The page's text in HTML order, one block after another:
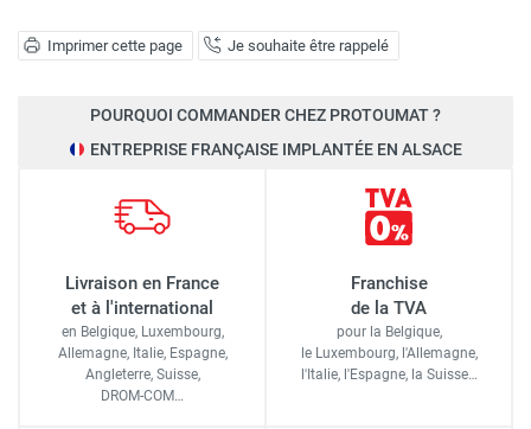
Imprimer cette page Je souhaite être rappelé
POURQUOI COMMANDER CHEZ PROTOUMAT ?
ENTREPRISE FRANÇAISE IMPLANTÉE EN ALSACE
Livraison en France
et à l'international
en Belgique, Luxembourg,
Allemagne, Italie, Espagne,
Angleterre, Suisse,
DROM-COM…
Franchise
de la TVA
pour la Belgique,
le Luxembourg, l'Allemagne,
l'Italie, l'Espagne, la Suisse…